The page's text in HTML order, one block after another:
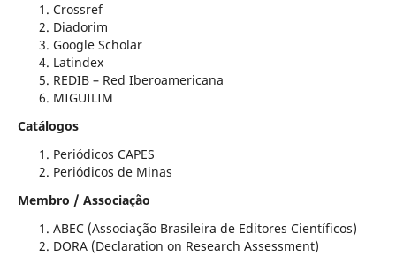
Crossref
Diadorim
Google Scholar
Latindex
REDIB – Red Iberoamericana
MIGUILIM
Catálogos
Periódicos CAPES
Periódicos de Minas
Membro / Associação
ABEC (Associação Brasileira de Editores Científicos)
DORA (Declaration on Research Assessment)